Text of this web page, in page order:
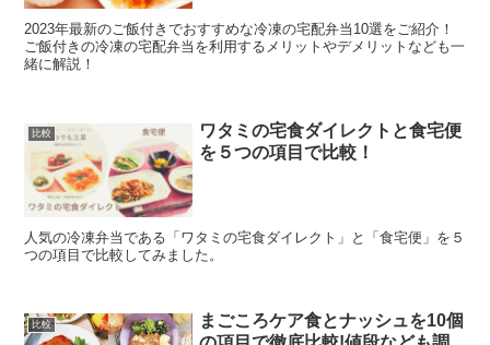
2023年最新のご飯付きでおすすめな冷凍の宅配弁当10選をご紹介！
ご飯付きの冷凍の宅配弁当を利用するメリットやデメリットなども一
緒に解説！
比較
ワタミの宅食ダイレクトと食宅便
を５つの項目で比較！
人気の冷凍弁当である「ワタミの宅食ダイレクト」と「食宅便」を５
つの項目で比較してみました。
比較
まごころケア食とナッシュを10個